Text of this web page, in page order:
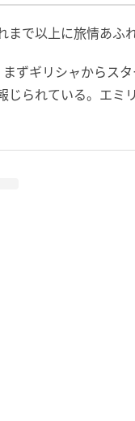
まで以上に旅情あふ
ずギリシャからス
じられている。エ